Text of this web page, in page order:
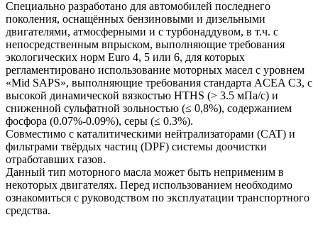
Специально разработано для автомобилей последнего
поколения, оснащённых бензиновыми и дизельными
двигателями, атмосферными и с турбонаддувом, в т.ч. с
непосредственным впрыском, выполняющие требования
экологических норм Euro 4, 5 или 6, для которых
регламентировано использование моторных масел с уровнем
«Mid SAPS», выполняющие требования стандарта ACEA C3, с
высокой динамической вязкостью HTHS (> 3.5 мПа/с) и
сниженной сульфатной зольностью (≤ 0,8%), содержанием
фосфора (0.07%-0.09%), серы (≤ 0.3%).
Совместимо с каталитическими нейтрализаторами (CAT) и
фильтрами твёрдых частиц (DPF) системы доочистки
отработавших газов.
Данный тип моторного масла может быть неприменим в
некоторых двигателях. Перед использованием необходимо
ознакомиться с руководством по эксплуатации транспортного
средства.